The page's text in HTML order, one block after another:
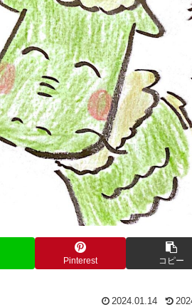
Pinterest コピー
2024.01.14